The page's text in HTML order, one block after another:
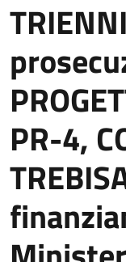
PR-4,